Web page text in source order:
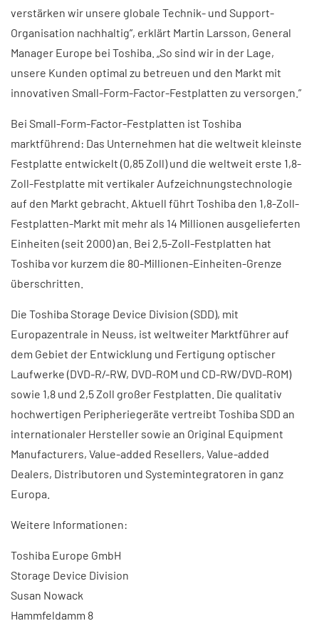
verstärken wir unsere globale Technik- und Support-
Organisation nachhaltig”, erklärt Martin Larsson, General
Manager Europe bei Toshiba. „So sind wir in der Lage,
unsere Kunden optimal zu betreuen und den Markt mit
innovativen Small-Form-Factor-Festplatten zu versorgen.”
Bei Small-Form-Factor-Festplatten ist Toshiba
marktführend: Das Unternehmen hat die weltweit kleinste
Festplatte entwickelt (0,85 Zoll) und die weltweit erste 1,8-
Zoll-Festplatte mit vertikaler Aufzeichnungstechnologie
auf den Markt gebracht. Aktuell führt Toshiba den 1,8-Zoll-
Festplatten-Markt mit mehr als 14 Millionen ausgelieferten
Einheiten (seit 2000) an. Bei 2,5-Zoll-Festplatten hat
Toshiba vor kurzem die 80-Millionen-Einheiten-Grenze
überschritten.
Die Toshiba Storage Device Division (SDD), mit
Europazentrale in Neuss, ist weltweiter Marktführer auf
dem Gebiet der Entwicklung und Fertigung optischer
Laufwerke (DVD-R/-RW, DVD-ROM und CD-RW/DVD-ROM)
sowie 1,8 und 2,5 Zoll großer Festplatten. Die qualitativ
hochwertigen Peripheriegeräte vertreibt Toshiba SDD an
internationaler Hersteller sowie an Original Equipment
Manufacturers, Value-added Resellers, Value-added
Dealers, Distributoren und Systemintegratoren in ganz
Europa.
Weitere Informationen:
Toshiba Europe GmbH
Storage Device Division
Susan Nowack
Hammfeldamm 8